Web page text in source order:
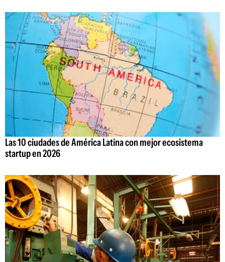
Las 10 ciudades de América Latina con mejor ecosistema
startup en 2026